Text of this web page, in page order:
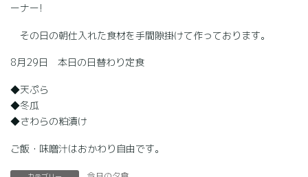
ーナー!
その日の朝仕入れた食材を手間隙掛けて作っております。
8月29日 本日の日替わり定食
◆天ぷら
◆冬瓜
◆さわらの粕漬け
ご飯・味噌汁はおかわり自由です。